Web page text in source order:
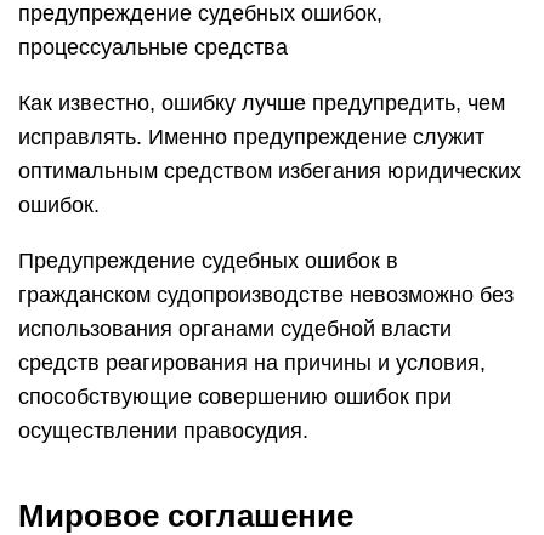
предупреждение судебных ошибок,
процессуальные средства
Как известно, ошибку лучше предупредить, чем
исправлять. Именно предупреждение служит
оптимальным средством избегания юридических
ошибок.
Предупреждение судебных ошибок в
гражданском судопроизводстве невозможно без
использования органами судебной власти
средств реагирования на причины и условия,
способствующие совершению ошибок при
осуществлении правосудия.
Мировое соглашение